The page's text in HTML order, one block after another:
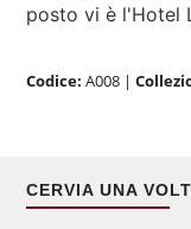
posto vi è l'Hotel
Codice:A008 |
CERVIA UNA